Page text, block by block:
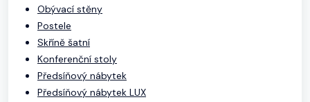
Obývací stěny
Postele
Skříně šatní
Konferenční stoly
Předsíňový nábytek
Předsíňový nábytek LUX